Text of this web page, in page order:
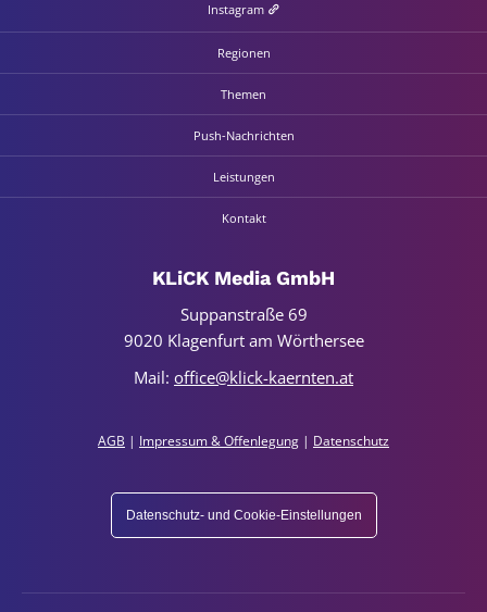
Insta­gram
Regio­nen
The­men
Push-Nach­rich­­­ten
Leis­tun­gen
Kon­takt
KLiCK Media GmbH
Sup­p­an­stra­ße 69
9020 Kla­gen­furt am Wör­ther­see
Mail: office@klick-kaernten.at
AGB | Impres­sum & Offen­le­gung | Daten­schutz
Datenschutz- und Cookie-Einstellungen